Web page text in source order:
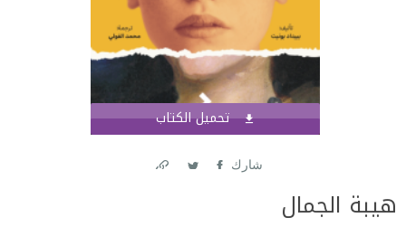
تحميل الكتاب
شارك
هيبة الجمال